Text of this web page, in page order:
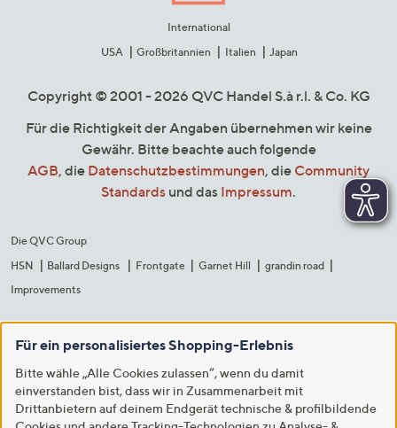
International
USA
Großbritannien Italien Japan
Copyright © 2001 - 2026 QVC Handel S.à r.l. & Co. KG
Für die Richtigkeit der Angaben übernehmen wir keine
Gewähr. Bitte beachte auch folgende
AGB, die Datenschutzbestimmungen, die Community
Standards und das Impressum.
Die QVC Group
HSN
Ballard Designs Frontgate Garnet Hill
grandin road
Improvements
Für ein personalisiertes Shopping-Erlebnis
Bitte wähle „Alle Cookies zulassen“, wenn du damit
einverstanden bist, dass wir in Zusammenarbeit mit
Drittanbietern auf deinem Endgerät technische & profilbildende